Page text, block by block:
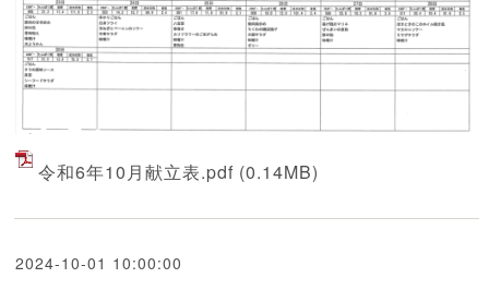
令和6年10月献立表.pdf (0.14MB)
2024-10-01 10:00:00